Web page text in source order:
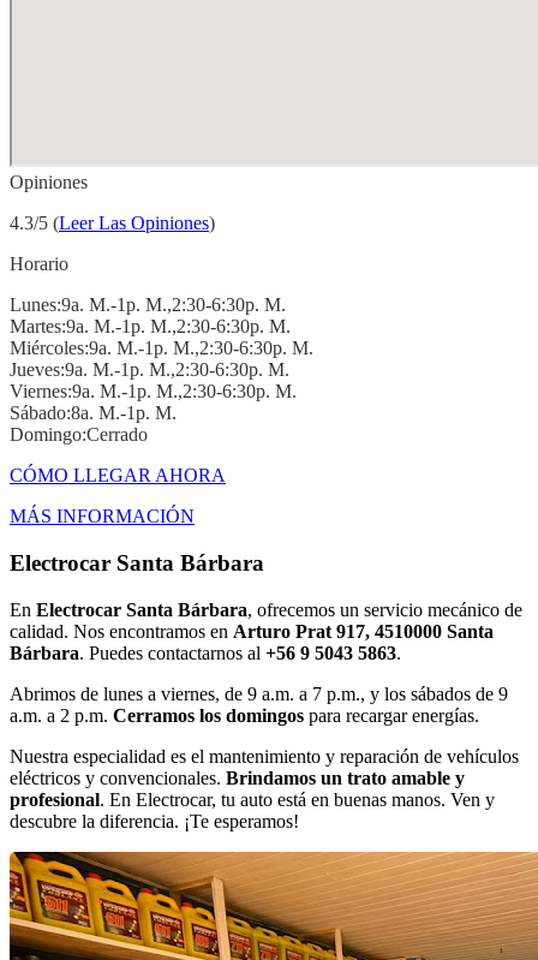
Opiniones
4.3/5 (Leer Las Opiniones)
Horario
Lunes:9a. M.-1p. M.,2:30-6:30p. M.
Martes:9a. M.-1p. M.,2:30-6:30p. M.
Miércoles:9a. M.-1p. M.,2:30-6:30p. M.
Jueves:9a. M.-1p. M.,2:30-6:30p. M.
Viernes:9a. M.-1p. M.,2:30-6:30p. M.
Sábado:8a. M.-1p. M.
Domingo:Cerrado
CÓMO LLEGAR AHORA
MÁS INFORMACIÓN
Electrocar Santa Bárbara
En Electrocar Santa Bárbara, ofrecemos un servicio mecánico de
calidad. Nos encontramos en Arturo Prat 917, 4510000 Santa
Bárbara. Puedes contactarnos al +56 9 5043 5863.
Abrimos de lunes a viernes, de 9 a.m. a 7 p.m., y los sábados de 9
a.m. a 2 p.m. Cerramos los domingos para recargar energías.
Nuestra especialidad es el mantenimiento y reparación de vehículos
eléctricos y convencionales. Brindamos un trato amable y
profesional. En Electrocar, tu auto está en buenas manos. Ven y
descubre la diferencia. ¡Te esperamos!